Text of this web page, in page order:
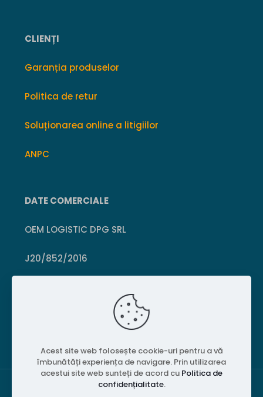
CLIENȚI
Garanția produselor
Politica de retur
Soluționarea online a litigiilor
ANPC
DATE COMERCIALE
OEM LOGISTIC DPG SRL
J20/852/2016
Crișcior, Hunedoara
Acest site web folosește cookie-uri pentru a vă
îmbunătăți experiența de navigare. Prin utilizarea
acestui site web sunteți de acord cu Politica de
confidențialitate.